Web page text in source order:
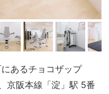
あるチョコザップ
京阪本線「淀」駅 5番